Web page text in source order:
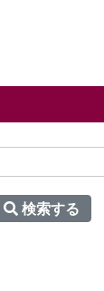
検索する